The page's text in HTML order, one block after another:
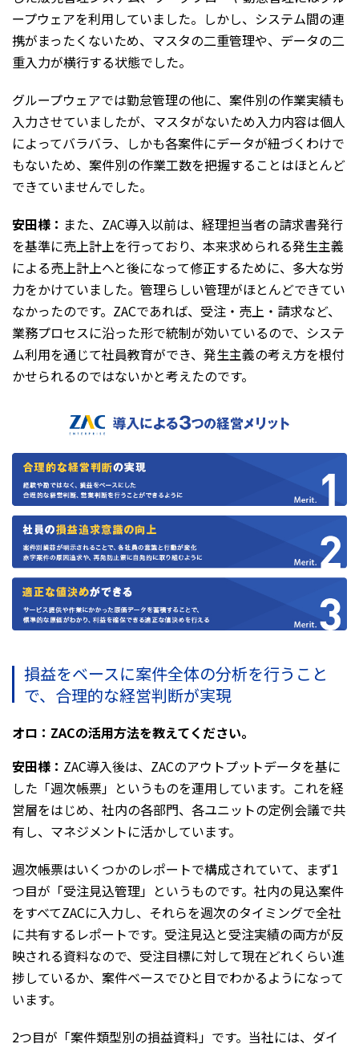
ープウェアを利用していました。しかし、システム間の連
携がまったくないため、マスタの二重管理や、データの二
重入力が横行する状態でした。
グループウェアでは勤怠管理の他に、案件別の作業実績も
入力させていましたが、マスタがないため入力内容は個人
によってバラバラ、しかも各案件にデータが紐づくわけで
もないため、案件別の作業工数を把握することはほとんど
できていませんでした。
安田様： また、ZAC導入以前は、経理担当者の請求書発行
を基準に売上計上を行っており、本来求められる発生主義
による売上計上へと後になって修正するために、多大な労
力をかけていました。管理らしい管理がほとんどできてい
なかったのです。ZACであれば、受注・売上・請求など、
業務プロセスに沿った形で統制が効いているので、システ
ム利用を通じて社員教育ができ、発生主義の考え方を根付
かせられるのではないかと考えたのです。
損益をベースに案件全体の分析を行うこと
で、合理的な経営判断が実現
オロ：ZACの活用方法を教えてください。
安田様： ZAC導入後は、ZACのアウトプットデータを基に
した「週次帳票」というものを運用しています。これを経
営層をはじめ、社内の各部門、各ユニットの定例会議で共
有し、マネジメントに活かしています。
週次帳票はいくつかのレポートで構成されていて、まず1
つ目が「受注見込管理」というものです。社内の見込案件
をすべてZACに入力し、それらを週次のタイミングで全社
に共有するレポートです。受注見込と受注実績の両方が反
映される資料なので、受注目標に対して現在どれくらい進
捗しているか、案件ベースでひと目でわかるようになって
います。
2つ目が「案件類型別の損益資料」です。当社には、ダイ